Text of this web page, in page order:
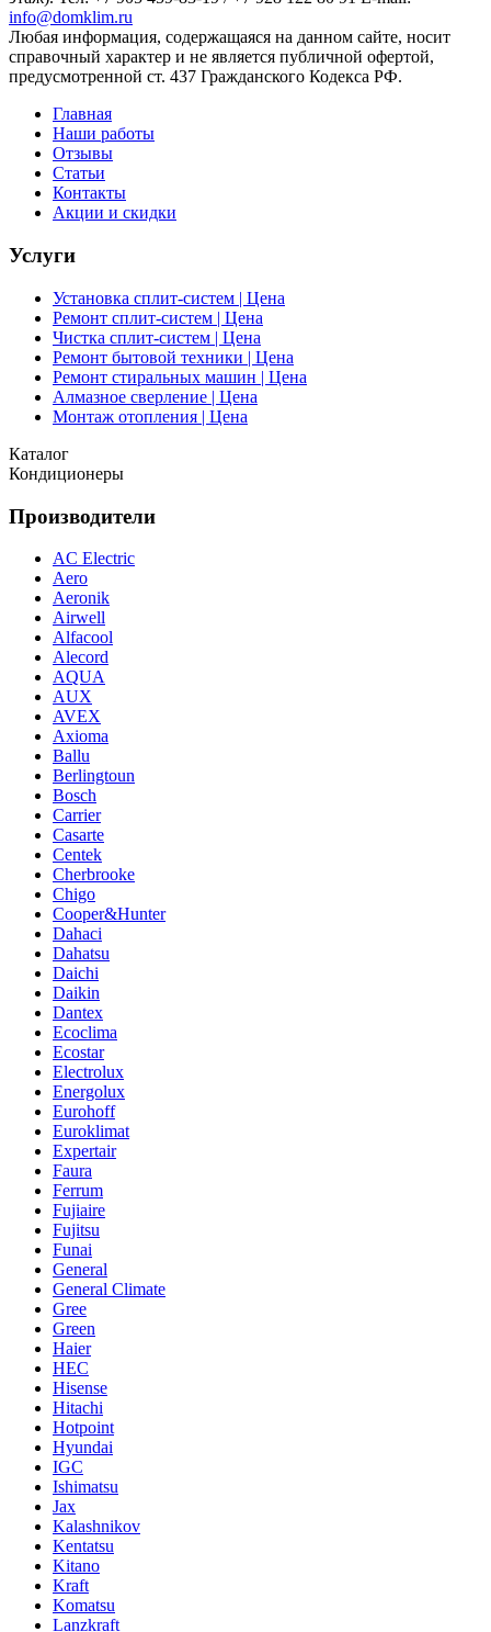
info@domklim.ru
Любая информация, содержащаяся на данном сайте, носит
справочный характер и не является публичной офертой,
предусмотренной ст. 437 Гражданского Кодекса РФ.
Главная
Наши работы
Отзывы
Статьи
Контакты
Акции и скидки
Услуги
Установка сплит-систем | Цена
Ремонт сплит-систем | Цена
Чистка сплит-систем | Цена
Ремонт бытовой техники | Цена
Ремонт стиральных машин | Цена
Алмазное сверление | Цена
Монтаж отопления | Цена
Каталог
Кондиционеры
Производители
AC Electric
Aero
Aeronik
Airwell
Alfacool
Alecord
AQUA
AUX
AVEX
Axioma
Ballu
Berlingtoun
Bosch
Carrier
Casarte
Centek
Cherbrooke
Chigo
Cooper&Hunter
Dahaci
Dahatsu
Daichi
Daikin
Dantex
Ecoclima
Ecostar
Electrolux
Energolux
Eurohoff
Euroklimat
Expertair
Faura
Ferrum
Fujiaire
Fujitsu
Funai
General
General Climate
Gree
Green
Haier
HEC
Hisense
Hitachi
Hotpoint
Hyundai
IGC
Ishimatsu
Jax
Kalashnikov
Kentatsu
Kitano
Kraft
Komatsu
Lanzkraft